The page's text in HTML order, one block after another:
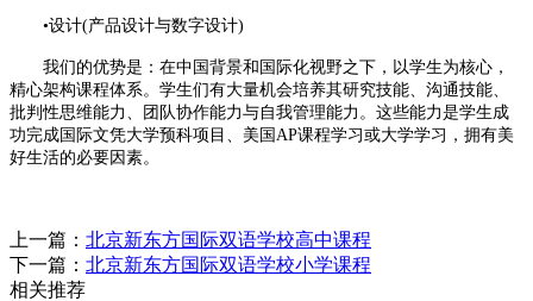
•设计(产品设计与数字设计)
我们的优势是：在中国背景和国际化视野之下，以学生为核心，
精心架构课程体系。学生们有大量机会培养其研究技能、沟通技能、
批判性思维能力、团队协作能力与自我管理能力。这些能力是学生成
功完成国际文凭大学预科项目、美国AP课程学习或大学学习，拥有美
好生活的必要因素。
上一篇： 北京新东方国际双语学校高中课程
下一篇： 北京新东方国际双语学校小学课程
相关推荐